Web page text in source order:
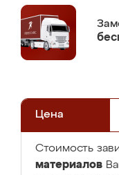
Цена
Стоимость
материалов